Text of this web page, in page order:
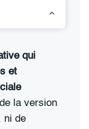
qui
et
la version
ni de